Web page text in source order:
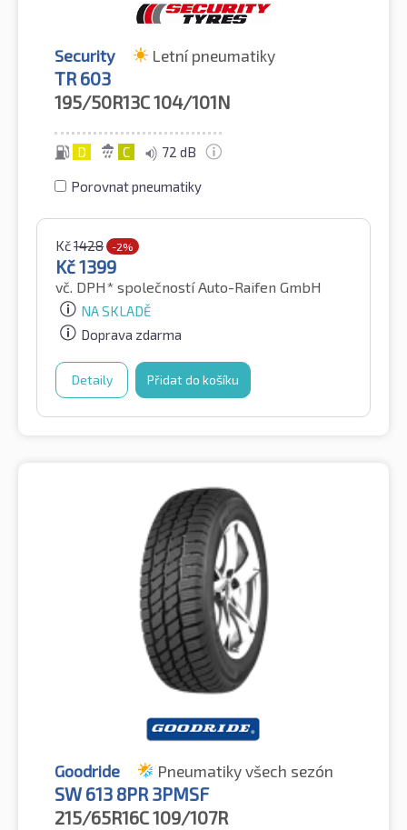
Security Letní pneumatiky
TR 603
195/50R13C104/101N
D C 72 dB
Porovnat pneumatiky
Kč1428 -2%
Kč1399
vč. DPH* společností Auto-Raifen GmbH
NA SKLADĚ
Doprava zdarma
Detaily Přidat do košíku
Goodride Pneumatiky všech sezón
SW 613 8PR 3PMSF
215/65R16C109/107R